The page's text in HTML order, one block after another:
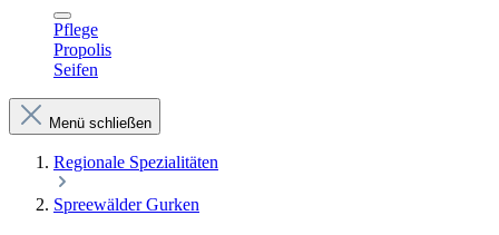
Pflege
Propolis
Seifen
Menü schließen
Regionale Spezialitäten
Spreewälder Gurken